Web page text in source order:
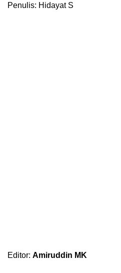
Penulis: Hidayat S
Editor: Amiruddin MK